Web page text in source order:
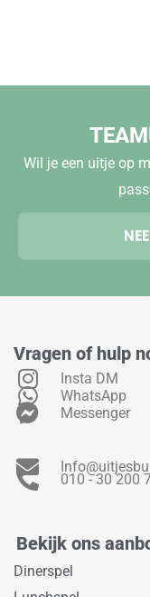
Wil je een uitje op
Vragen of hulp
Insta DM
WhatsApp
Messenger
010 - 30 200
Bekijk ons
Dinerspel